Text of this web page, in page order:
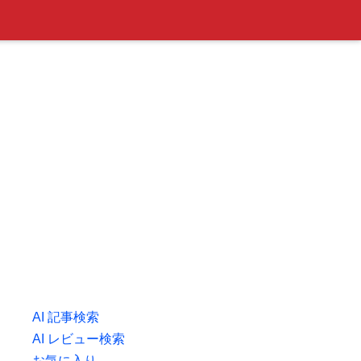
AI 記事検索
AI レビュー検索